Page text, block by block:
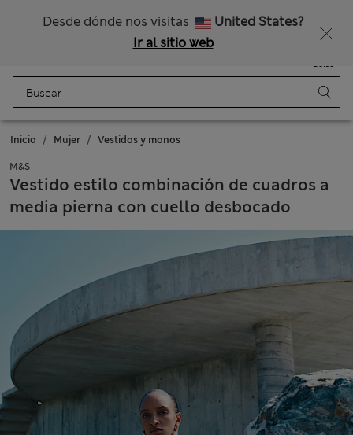
Desde dónde nos visitas
United States?
Ir al sitio web
Bolso
Inicio Mujer Vestidos y monos
M&S
Vestido estilo combinación de cuadros a
media pierna con cuello desbocado